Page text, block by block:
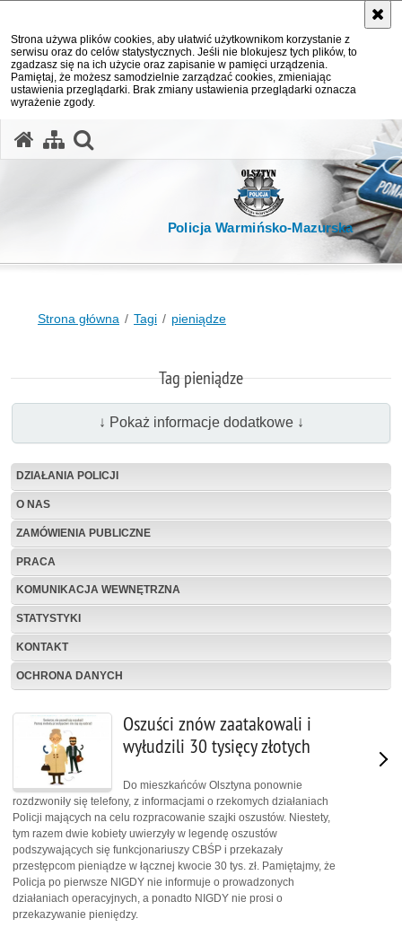
Strona używa plików cookies, aby ułatwić użytkownikom korzystanie z
serwisu oraz do celów statystycznych. Jeśli nie blokujesz tych plików, to
zgadzasz się na ich użycie oraz zapisanie w pamięci urządzenia.
Pamiętaj, że możesz samodzielnie zarządzać cookies, zmieniając
ustawienia przeglądarki. Brak zmiany ustawienia przeglądarki oznacza
wyrażenie zgody.
Policja Warmińsko-Mazurska
Strona główna Tagi pieniądze
Tag pieniądze
↓ Pokaż informacje dodatkowe ↓
DZIAŁANIA POLICJI
O NAS
ZAMÓWIENIA PUBLICZNE
PRACA
KOMUNIKACJA WEWNĘTRZNA
STATYSTYKI
KONTAKT
OCHRONA DANYCH
Oszuści znów zaatakowali i
wyłudzili 30 tysięcy złotych
Do mieszkańców Olsztyna ponownie
rozdzwoniły się telefony, z informacjami o rzekomych działaniach
Policji mających na celu rozpracowanie szajki oszustów. Niestety,
tym razem dwie kobiety uwierzyły w legendę oszustów
podszywających się funkcjonariuszy CBŚP i przekazały
przestępcom pieniądze w łącznej kwocie 30 tys. zł. Pamiętajmy, że
Policja po pierwsze NIGDY nie informuje o prowadzonych
działaniach operacyjnych, a ponadto NIGDY nie prosi o
przekazywanie pieniędzy.